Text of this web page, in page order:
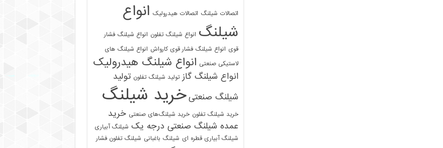
اتصالات شیلنگ اتصالات هیدرولیک انواع
شیلنگ انواع شیلنگ تفلون انواع شیلنگ فشار
قوی انواع شیلنگ فشار قوی کارواش انواع شیلنگ های
لاستیکی صنعتی انواع شیلنگ هیدرولیک
انواع شیلنگ گاز تولید شیلنگ تفلون تولید
شیلنگ صنعتی خرید شیلنگ
خرید شیلنگ تفلون خرید شیلنگ‌های صنعتی خرید
عمده شیلنگ صنعتی درجه یک شیلنگ آبیاری
شیلنگ آبیاری قطره ای شیلنگ باغبانی شیلنگ تفلون فشار